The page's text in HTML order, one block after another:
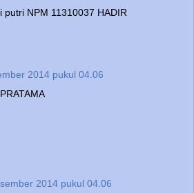
putri NPM 11310037 HADIR
2014 pukul 04.06
2014 pukul 04.06